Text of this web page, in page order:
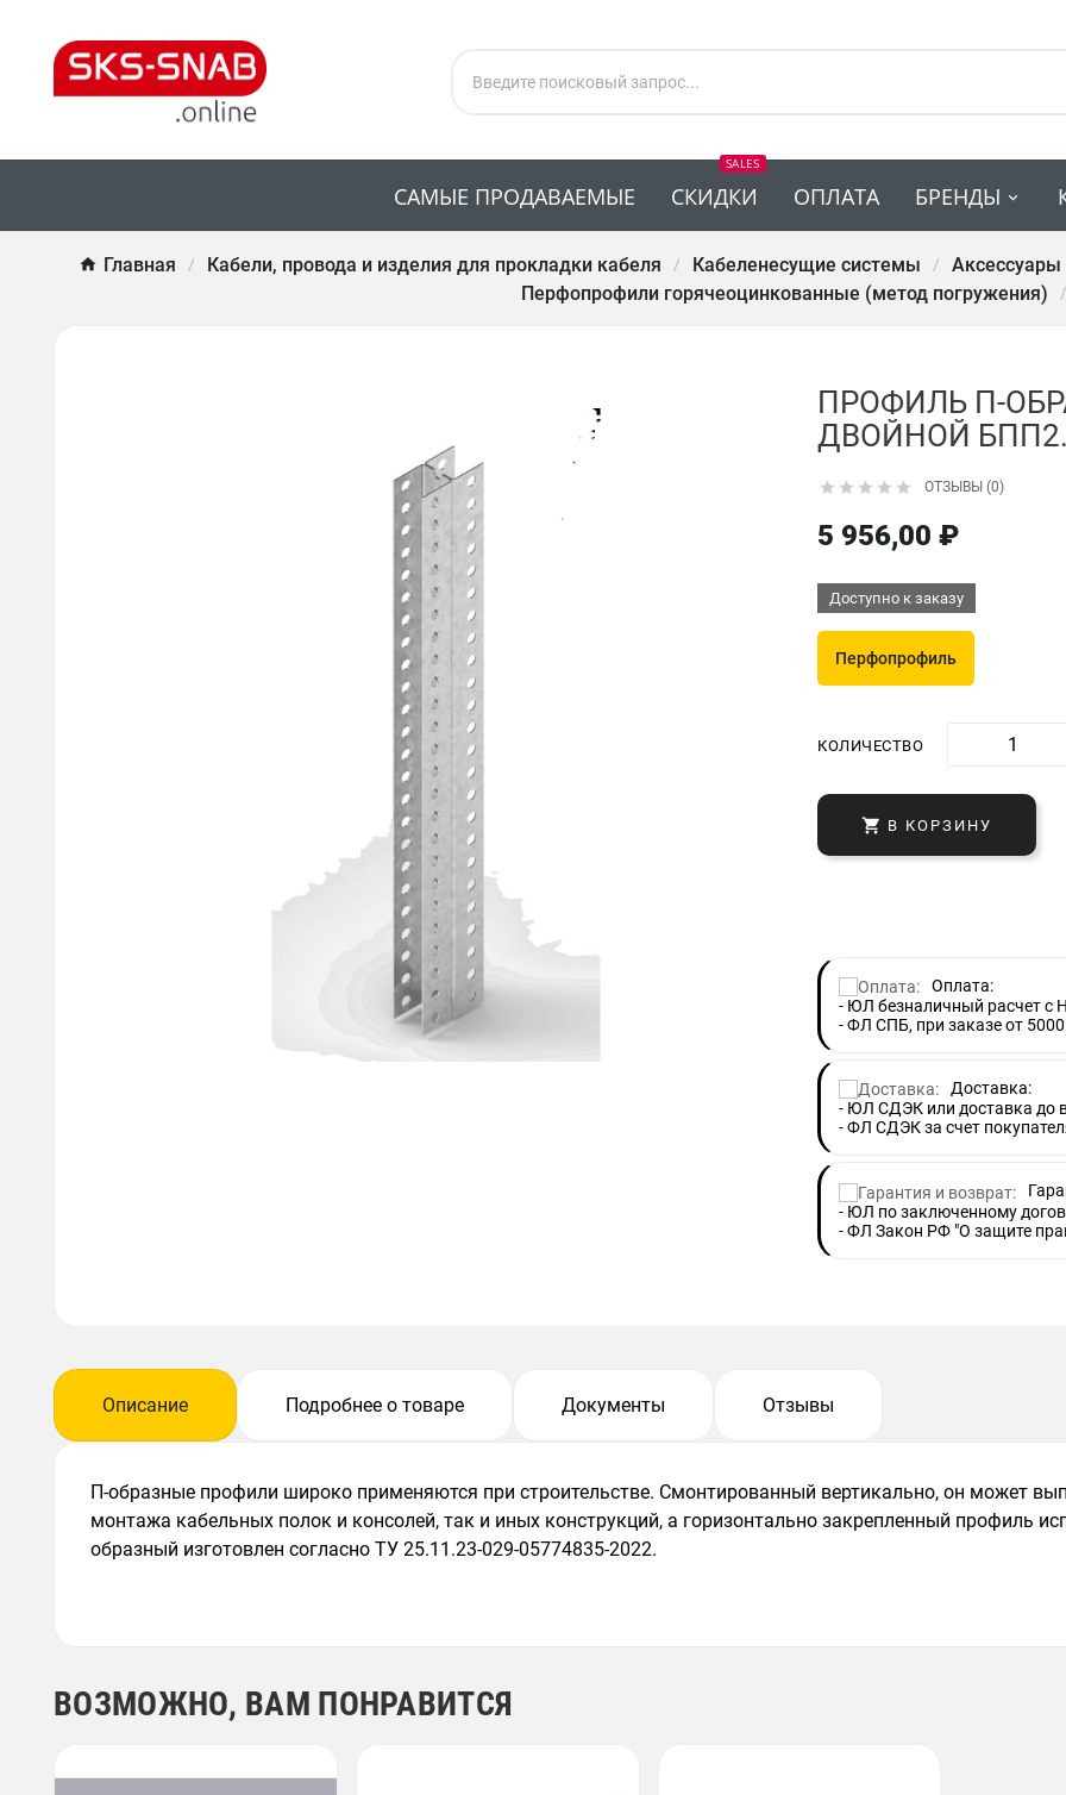
САМЫЕ ПРОДАВАЕМЫЕ СКИДКИ
SALES
ОПЛАТА БРЕНДЫ
Главная Кабели, провода и изделия для прокладки кабеля Кабеленесущие системы
Перфопрофили горячеоцинкованные (метод погружения)
ПРОФИЛЬ П-
ДВОЙНОЙ
     ОТЗЫВЫ (0)
5 956,00 ₽
Доступно к заказу
Перфопрофиль
КОЛИЧЕСТВО
 В КОРЗИНУ
Оплата:
- ЮЛ безналичный расчет с
- ФЛ СПБ, при заказе от
Доставка:
- ЮЛ СДЭК или доставка до
- ФЛ СДЭК за счет
- ЮЛ по заключенному
- ФЛ Закон РФ "О защите
Описание Подробнее о товаре Документы Отзывы
П-образные профили широко применяются при строительстве. Смонтированный вертикально, он может
монтажа кабельных полок и консолей, так и иных конструкций, а горизонтально закрепленный профиль
образный изготовлен согласно ТУ 25.11.23-029-05774835-2022.
ВОЗМОЖНО, ВАМ ПОНРАВИТСЯ